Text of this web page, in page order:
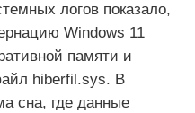
логов показало,
Windows 11
памяти и
hiberfil.sys. В
сна, где данные